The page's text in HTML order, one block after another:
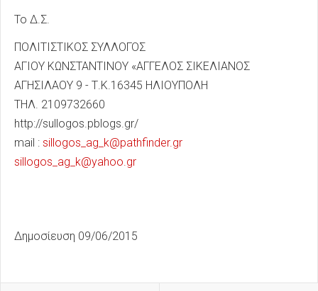
Το Δ.Σ.
ΠΟΛΙΤΙΣΤΙΚΟΣ ΣΥΛΛΟΓΟΣ
ΑΓΙΟΥ ΚΩΝΣΤΑΝΤΙΝΟΥ «ΑΓΓΕΛΟΣ ΣΙΚΕΛΙΑΝΟΣ
ΑΓΗΣΙΛΑΟΥ 9 - Τ.Κ.16345 ΗΛΙΟΥΠΟΛΗ
ΤΗΛ. 2109732660
http://sullogos.pblogs.gr/
mail : sillogos_ag_k@pathfinder.gr
sillogos_ag_k@yahoo.gr
Δημοσίευση 09/06/2015